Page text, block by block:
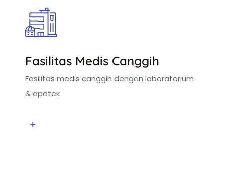
Fasilitas Medis Canggih
Fasilitas medis canggih dengan laboratorium
& apotek